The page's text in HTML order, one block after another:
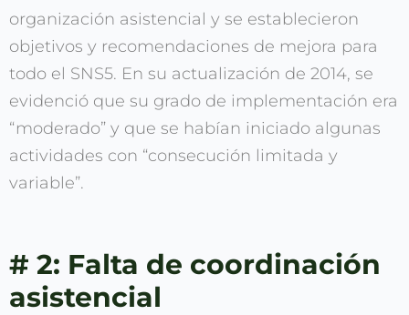
organización asistencial y se establecieron
objetivos y recomendaciones de mejora para
todo el SNS5. En su actualización de 2014, se
evidenció que su grado de implementación era
“moderado” y que se habían iniciado algunas
actividades con “consecución limitada y
variable”.
# 2: Falta de coordinación
asistencial